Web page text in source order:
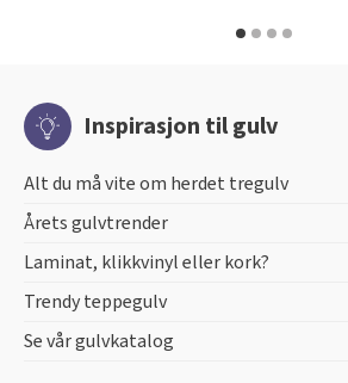
Inspirasjon til gulv
Alt du må vite om herdet tregulv
Årets gulvtrender
Laminat, klikkvinyl eller kork?
Trendy teppegulv
Se vår gulvkatalog